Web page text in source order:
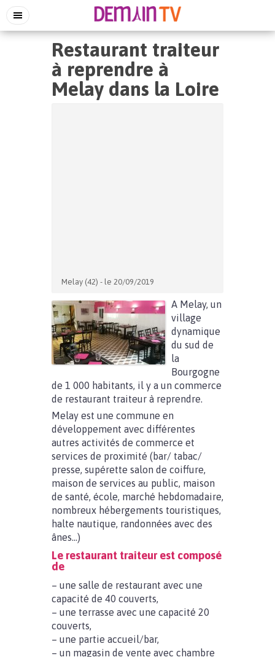
Restaurant traiteur
à reprendre à
Melay dans la Loire
Melay (42) - le 20/09/2019
A Melay, un
village
dynamique
du sud de
la
Bourgogne
de 1 000 habitants, il y a un commerce
de restaurant traiteur à reprendre.
Melay est une commune en
développement avec différentes
autres activités de commerce et
services de proximité (bar/ tabac/
presse, supérette salon de coiffure,
maison de services au public, maison
de santé, école, marché hebdomadaire,
nombreux hébergements touristiques,
halte nautique, randonnées avec des
ânes…)
Le restaurant traiteur est composé
de
– une salle de restaurant avec une
capacité de 40 couverts,
– une terrasse avec une capacité 20
couverts,
– une partie accueil/bar,
– un magasin de vente avec chambre